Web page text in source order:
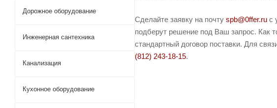
Сделайте заявку на почту spb@0ffer.ru с
подберут решение под Ваш запрос. Как
стандартный договор поставки. Для
(812) 243-18-15.
Дорожное оборудование
Инженерная сантехника
Канализация
Кухонное оборудование